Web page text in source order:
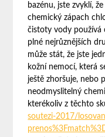
bazénu, jste zvyklí,
chemický zápach
čistoty vody používá
plné nejrůznějších
může stát, že jste
kožní nemocí, která
ještě zhoršuje, nebo
neodmyslitelný
kterékoliv z těchto
soutezi-2017/